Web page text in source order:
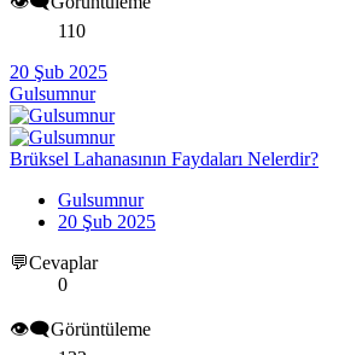
110
20 Şub 2025
Gulsumnur
Brüksel Lahanasının Faydaları Nelerdir?
Gulsumnur
20 Şub 2025
💬Cevaplar
0
👁️‍🗨️Görüntüleme